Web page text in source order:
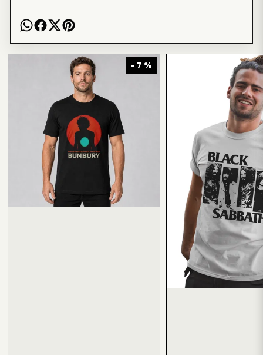
Te puede interesar también
- 7 %